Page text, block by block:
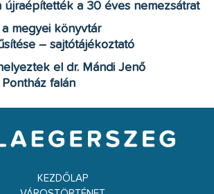
újraépítették a 30 éves nemezsátrat
megyei könyvtár
– sajtótájékoztató
el dr. Mándi Jenő
falán
KEZDŐLAP